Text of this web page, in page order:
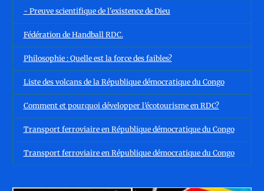
- Preuve scientifique de l'existence de Dieu
Fédération de Handball RDC.
Philosophie : Quelle est la force des faibles?
Liste des volcans de la République démocratique du Congo
Comment et pourquoi développer l’écotourisme en RDC?
Transport ferroviaire en République démocratique du Congo
Transport ferroviaire en République démocratique du Congo